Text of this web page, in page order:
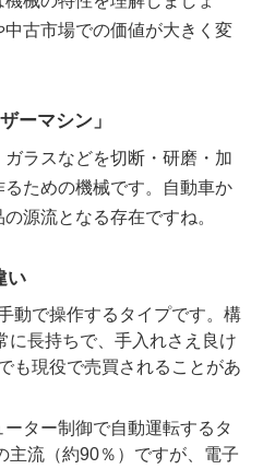
古市場での価値が大きく変
ーマシン」
ラスなどを切断・研磨・加
ための機械です。自動車か
源流となる存在ですね。
い
動で操作するタイプです。構
に長持ちで、手入れさえ良け
も現役で売買されることがあ
ーター制御で自動運転するタ
主流（約90％）ですが、電子